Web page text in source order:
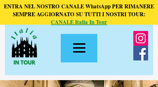
ENTRA NEL NOSTRO CANALE WhatsApp PER RIMANERE
SEMPRE AGGIORNATO SU TUTTI I NOSTRI TOUR:
CANALE Italia In Tour